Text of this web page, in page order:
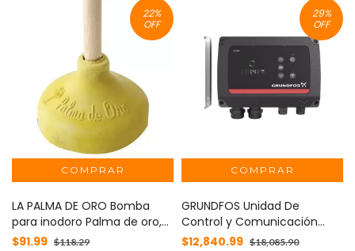
22%
OFF
LA PALMA DE ORO Bomba
para inodoro Palma de oro,
tamaño mediana MOD:
$91.99 $118.29
29%
OFF
GRUNDFOS Unidad De
Control y Comunicación
Para Bombas SQFLEX MOD:
$12,840.99 $18,085.90